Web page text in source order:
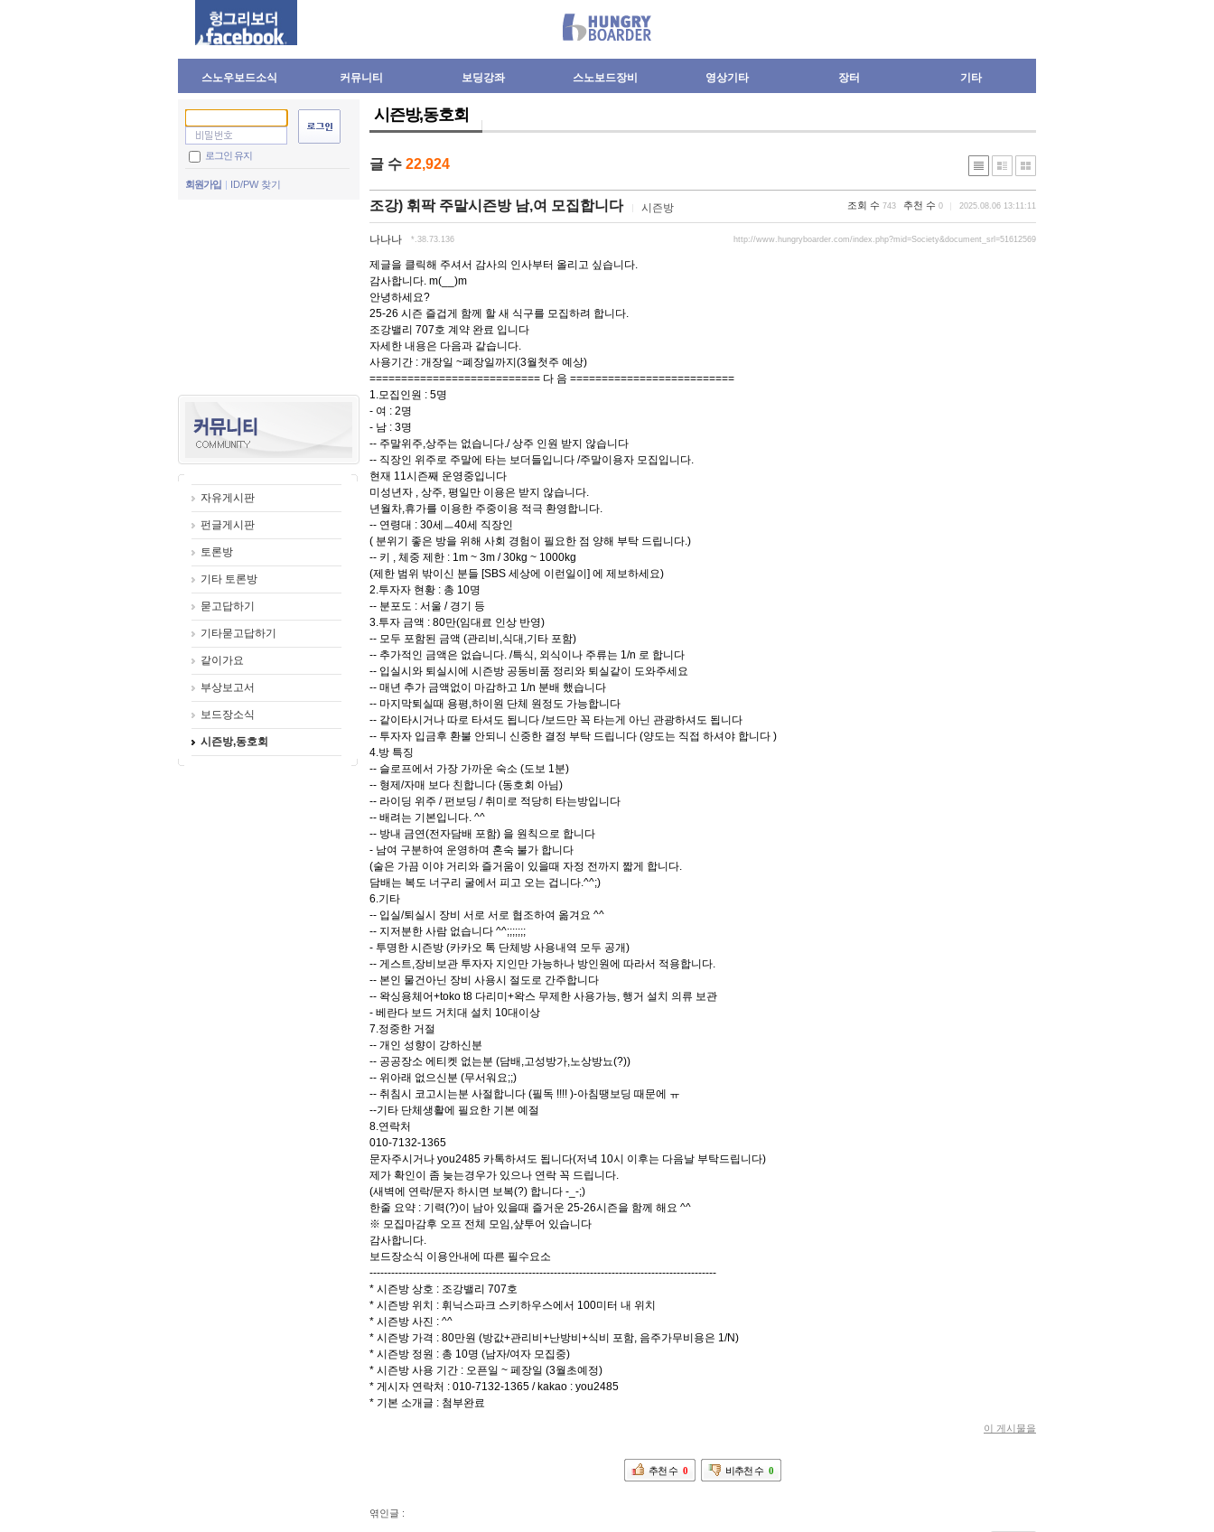
스노우보드소식 커뮤니티 보딩강좌 스노보드장비 영상기타 장터 기타
로그인 유지
회원가입 ID/PW 찾기
자유게시판
펀글게시판
토론방
기타 토론방
묻고답하기
기타묻고답하기
같이가요
부상보고서
보드장소식
시즌방,동호회
시즌방,동호회
글 수 22,924
조강) 휘팍 주말시즌방 남,여 모집합니다 시즌방 조회 수 743 추천 수 0 2025.08.06 13:11:11
나나나 *.38.73.136 http://www.hungryboarder.com/index.php?mid=Society&document_srl=51612569
제글을 클릭해 주셔서 감사의 인사부터 올리고 싶습니다.
감사합니다. m(__)m
안녕하세요?
25-26 시즌 즐겁게 함께 할 새 식구를 모집하려 합니다.
조강밸리 707호 계약 완료 입니다
자세한 내용은 다음과 같습니다.
사용기간 : 개장일 ~폐장일까지(3월첫주 예상)
=========================== 다 음 ==========================
1.모집인원 : 5명
- 여 : 2명
- 남 : 3명
-- 주말위주,상주는 없습니다./ 상주 인원 받지 않습니다
-- 직장인 위주로 주말에 타는 보더들입니다 /주말이용자 모집입니다.
현재 11시즌째 운영중입니다
미성년자 , 상주, 평일만 이용은 받지 않습니다.
년월차,휴가를 이용한 주중이용 적극 환영합니다.
-- 연령대 : 30세ㅡ40세 직장인
( 분위기 좋은 방을 위해 사회 경험이 필요한 점 양해 부탁 드립니다.)
-- 키 , 체중 제한 : 1m ~ 3m / 30kg ~ 1000kg
(제한 범위 밖이신 분들 [SBS 세상에 이런일이] 에 제보하세요)
2.투자자 현황 : 총 10명
-- 분포도 : 서울 / 경기 등
3.투자 금액 : 80만(임대료 인상 반영)
-- 모두 포함된 금액 (관리비,식대,기타 포함)
-- 추가적인 금액은 없습니다. /특식, 외식이나 주류는 1/n 로 합니다
-- 입실시와 퇴실시에 시즌방 공동비품 정리와 퇴실같이 도와주세요
-- 매년 추가 금액없이 마감하고 1/n 분배 했습니다
-- 마지막퇴실때 용평,하이원 단체 원정도 가능합니다
-- 같이타시거나 따로 타셔도 됩니다 /보드만 꼭 타는게 아닌 관광하셔도 됩니다
-- 투자자 입금후 환불 안되니 신중한 결정 부탁 드립니다 (양도는 직접 하셔야 합니다 )
4.방 특징
-- 슬로프에서 가장 가까운 숙소 (도보 1분)
-- 형제/자매 보다 친합니다 (동호회 아님)
-- 라이딩 위주 / 펀보딩 / 취미로 적당히 타는방입니다
-- 배려는 기본입니다. ^^
-- 방내 금연(전자담배 포함) 을 원칙으로 합니다
- 남여 구분하여 운영하며 혼숙 불가 합니다
(술은 가끔 이야 거리와 즐거움이 있을때 자정 전까지 짧게 합니다.
담배는 복도 너구리 굴에서 피고 오는 겁니다.^^;)
6.기타
-- 입실/퇴실시 장비 서로 서로 협조하여 옮겨요 ^^
-- 지저분한 사람 없습니다 ^^;;;;;;;
- 투명한 시즌방 (카카오 톡 단체방 사용내역 모두 공개)
-- 게스트,장비보관 투자자 지인만 가능하나 방인원에 따라서 적용합니다.
-- 본인 물건아닌 장비 사용시 절도로 간주합니다
-- 왁싱용체어+toko t8 다리미+왁스 무제한 사용가능, 행거 설치 의류 보관
- 베란다 보드 거치대 설치 10대이상
7.정중한 거절
-- 개인 성향이 강하신분
-- 공공장소 에티켓 없는분 (담배,고성방가,노상방뇨(?))
-- 위아래 없으신분 (무서워요;;)
-- 취침시 코고시는분 사절합니다 (필독 !!!! )-아침땡보딩 때문에 ㅠ
--기타 단체생활에 필요한 기본 예절
8.연락처
010-7132-1365
문자주시거나 you2485 카톡하셔도 됩니다(저녁 10시 이후는 다음날 부탁드립니다)
제가 확인이 좀 늦는경우가 있으나 연락 꼭 드립니다.
(새벽에 연락/문자 하시면 보복(?) 합니다 -_-;)
한줄 요약 : 기력(?)이 남아 있을때 즐거운 25-26시즌을 함께 해요 ^^
※ 모집마감후 오프 전체 모임,샾투어 있습니다
감사합니다.
보드장소식 이용안내에 따른 필수요소
------------------------------------------------------------------------------------------------
* 시즌방 상호 : 조강밸리 707호
* 시즌방 위치 : 휘닉스파크 스키하우스에서 100미터 내 위치
* 시즌방 사진 : ^^
* 시즌방 가격 : 80만원 (방값+관리비+난방비+식비 포함, 음주가무비용은 1/N)
* 시즌방 정원 : 총 10명 (남자/여자 모집중)
* 시즌방 사용 기간 : 오픈일 ~ 페장일 (3월초예정)
* 게시자 연락처 : 010-7132-1365 / kakao : you2485
* 기본 소개글 : 첨부완료
이 게시물을
추천 수 0 비추천 수 0
엮인글 :